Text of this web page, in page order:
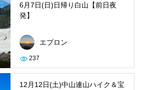
6月7日(日)日帰り白山【前日夜
発】
エプロン
237
12月12日(土)中山連山ハイク＆宝